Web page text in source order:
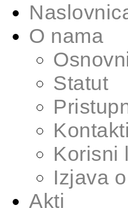
O nama
Statut
Kontakti
Korisni
Izjava
Akti